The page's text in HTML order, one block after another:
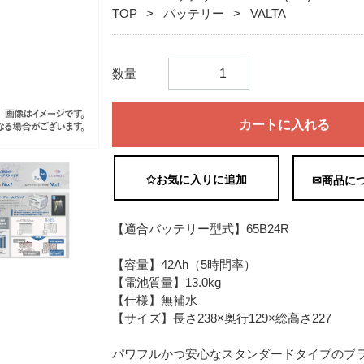
TOP
バッテリー VALTA
数量
カートに入れる
✩お気に入りに追加 ✉商品に
【適合バッテリー型式】65B24R
【容量】42Ah（5時間率）
【電池質量】13.0kg
【仕様】無補水
【サイズ】長さ238×奥行129×総高さ227
パワフルかつ安心なスタンダードタイプのブ